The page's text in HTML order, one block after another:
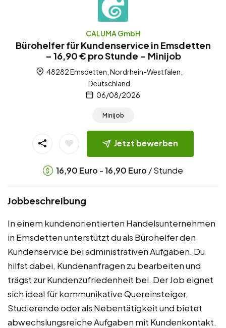
CALUMA GmbH
Bürohelfer für Kundenservice in Emsdetten
– 16,90 € pro Stunde – Minijob
48282 Emsdetten, Nordrhein-Westfalen,
Deutschland
06/08/2026
Minijob
Jetzt bewerben
16,90 Euro -16,90 Euro / Stunde
Jobbeschreibung
In einem kundenorientierten Handelsunternehmen
in Emsdetten unterstützt du als Bürohelfer den
Kundenservice bei administrativen Aufgaben. Du
hilfst dabei, Kundenanfragen zu bearbeiten und
trägst zur Kundenzufriedenheit bei. Der Job eignet
sich ideal für kommunikative Quereinsteiger,
Studierende oder als Nebentätigkeit und bietet
abwechslungsreiche Aufgaben mit Kundenkontakt.